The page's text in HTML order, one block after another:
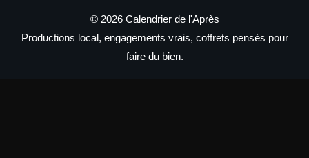
© 2026 Calendrier de l'Après
Productions local, engagements vrais, coffrets pensés pour
faire du bien.